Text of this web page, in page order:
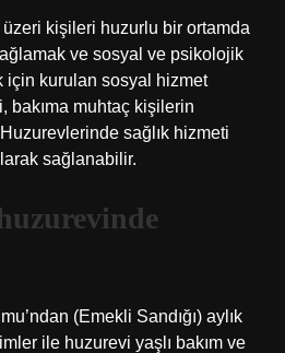
kişileri huzurlu bir ortamda
ve sosyal ve psikolojik
için kurulan sosyal hizmet
bakıma muhtaç kişilerin
sağlık hizmeti
sağlanabilir.
(Emekli Sandığı) aylık
ile huzurevi yaşlı bakım ve